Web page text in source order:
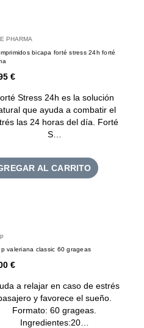
PHARMA
bicapa forté stress 24h forté
€
Stress 24h es la solución
que ayuda a combatir el
las 24 horas del día. Forté
S…
AL CARRITO
valeriana classic 60 grageas
€
a relajar en caso de estrés
y favorece el sueño.
Formato: 60 grageas.
Ingredientes:20…